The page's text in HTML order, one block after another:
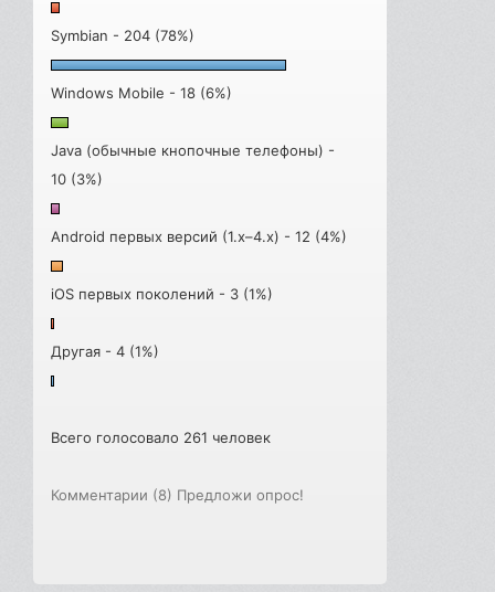
Symbian - 204 (78%)
Windows Mobile - 18 (6%)
Java (обычные кнопочные телефоны) -
10 (3%)
Android первых версий (1.x–4.x) - 12 (4%)
iOS первых поколений - 3 (1%)
Другая - 4 (1%)
Всего голосовало 261 человек
Комментарии (8) Предложи опрос!